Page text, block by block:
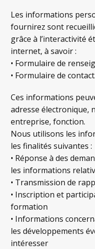
Les informations
fournirez sont
grâce à l’interactivité
internet, à savoir :
• Formulaire de
• Formulaire de contact.
Ces informations
adresse électronique,
entreprise, fonction.
Nous utilisons les
les finalités suivantes :
• Réponse à des
les informations
• Transmission de
• Inscription et
formation
• Informations
les développements
intéresser